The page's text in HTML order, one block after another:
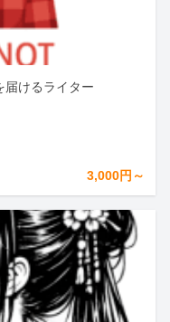
届けるライター
3,000円～